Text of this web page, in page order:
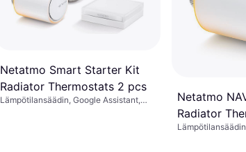
Netatmo Smart Starter Kit
Radiator Thermostats 2 pcs
Lämpötilansäädin, Google Assistant,
Netatmo
Radiator